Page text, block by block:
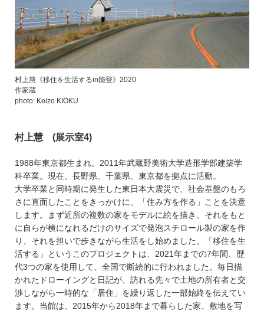
村上慧《移住を生活するin能登》2020
作家蔵
photo: Keizo KIOKU
村上慧 (展示室4)
1988年東京都生まれ。2011年武蔵野美術大学造形学部建築学
科卒業。現在、長野県、千葉県、東京都を拠点に活動。
大学卒業と同時期に発生した東日本大震災で、社会基盤のもろ
さに直面したことをきっかけに、「住み方を作る」ことを決意
します。まず近所の複数の家をモデルに絵を描き、それをもと
に自らが横になれるだけのサイズで発泡スチロール製の家を作
り、それを担いで歩きながら生活をし始めました。「移住を生
活する」というこのプロジェクトは、2021年までの7年間、歴
代3つの家を使用して、全国で断続的に行われました。毎日描
かれたドローイングと日記が、訪れる先々で土地の所有者と交
渉しながら一時的な「居住」を繰り返した一部始終を伝えてい
ます。当館は、2015年から2018年まで暮らした家、敷地を写